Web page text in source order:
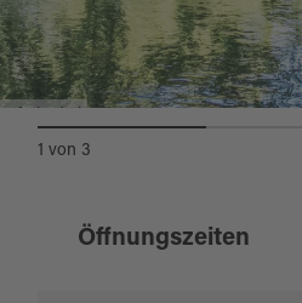
1 von 3
Öffnungszeiten